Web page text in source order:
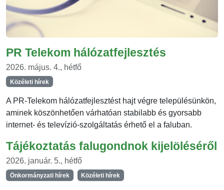
PR Telekom hálózatfejlesztés
2026. május. 4., hétfő
Közéleti hírek
A PR-Telekom hálózatfejlesztést hajt végre településünkön,
aminek köszönhetően várhatóan stabilabb és gyorsabb
internet- és televízió-szolgáltatás érhető el a faluban.
Tájékoztatás falugondnok kijelöléséről
2026. január. 5., hétfő
Önkormányzati hírek Közéleti hírek